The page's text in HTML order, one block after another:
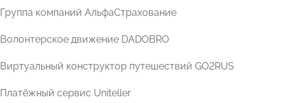
Группа компаний АльфаСтрахование
Волонтерское движение DADOBRO
Виртуальный конструктор путешествий GO2RUS
Платёжный сервис Uniteller